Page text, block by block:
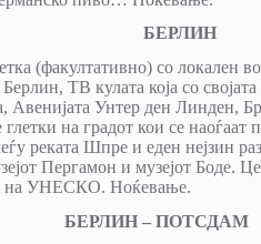
БЕРЛИН
(факултативно) со локален
ТВ кулата која со
Авенијата Унтер ден Линден,
на градот кои се наоѓаат
реката Шпре и еден нејзин
Пергамон и музејот Боде.
на УНЕСКО. Ноќевање.
БЕРЛИН – ПОТСДАМ